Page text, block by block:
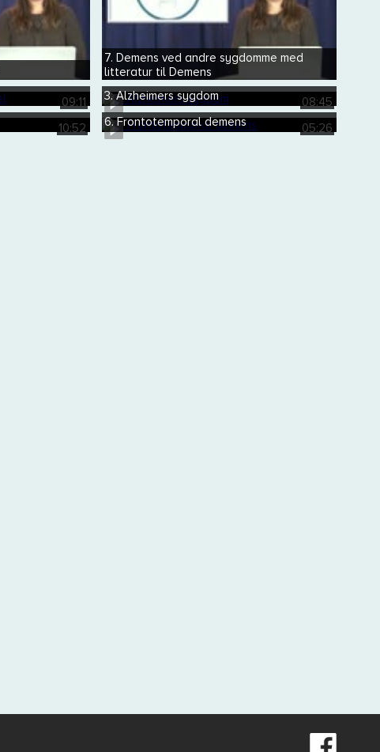
7. Demens ved andre sygdomme med
litteratur til Demens
09:11 08:45
3. Alzheimers sygdom
10:52 05:26
6. Frontotemporal demens